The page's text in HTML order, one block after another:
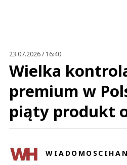
23.07.2026 / 16:40
Wielka
premium w
piąty produkt